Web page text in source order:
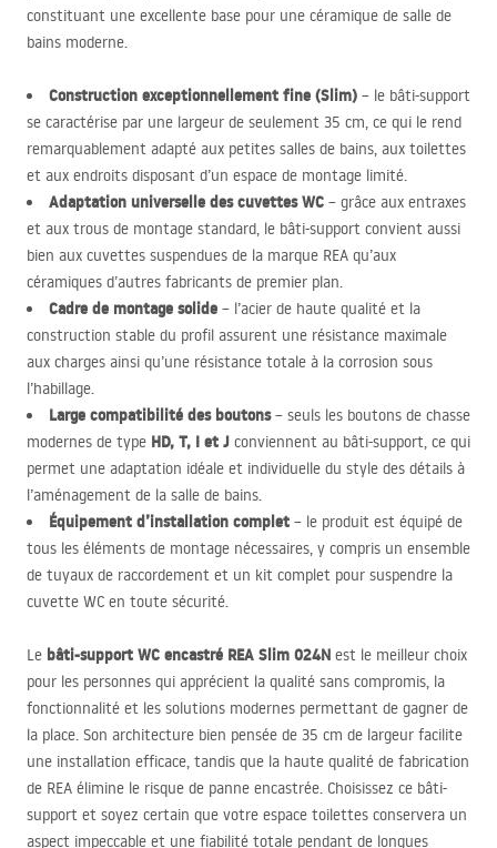
constituant une excellente base pour une céramique de salle de
bains moderne.
Construction exceptionnellement fine (Slim) – le bâti-support
se caractérise par une largeur de seulement 35 cm, ce qui le rend
remarquablement adapté aux petites salles de bains, aux toilettes
et aux endroits disposant d’un espace de montage limité.
Adaptation universelle des cuvettes WC – grâce aux entraxes
et aux trous de montage standard, le bâti-support convient aussi
bien aux cuvettes suspendues de la marque REA qu’aux
céramiques d’autres fabricants de premier plan.
Cadre de montage solide – l’acier de haute qualité et la
construction stable du profil assurent une résistance maximale
aux charges ainsi qu’une résistance totale à la corrosion sous
l’habillage.
Large compatibilité des boutons– seuls les boutons de chasse
modernes de type HD, T, I et J conviennent au bâti-support, ce qui
permet une adaptation idéale et individuelle du style des détails à
l’aménagement de la salle de bains.
Équipement d’installation complet – le produit est équipé de
tous les éléments de montage nécessaires, y compris un ensemble
de tuyaux de raccordement et un kit complet pour suspendre la
cuvette WC en toute sécurité.
Le bâti-support WC encastré REA Slim 024N est le meilleur choix
pour les personnes qui apprécient la qualité sans compromis, la
fonctionnalité et les solutions modernes permettant de gagner de
la place. Son architecture bien pensée de 35 cm de largeur facilite
une installation efficace, tandis que la haute qualité de fabrication
de REA élimine le risque de panne encastrée. Choisissez ce bâti-
support et soyez certain que votre espace toilettes conservera un
aspect impeccable et une fiabilité totale pendant de longues